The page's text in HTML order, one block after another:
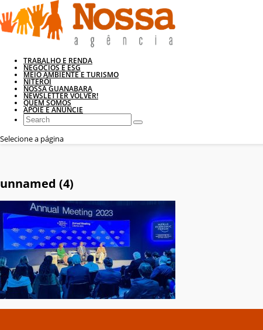
TRABALHO E RENDA
NEGÓCIOS E ESG
MEIO AMBIENTE E TURISMO
NITERÓI
NOSSA GUANABARA
NEWSLETTER VOLVER!
QUEM SOMOS
APOIE E ANUNCIE
Selecione a página
unnamed (4)